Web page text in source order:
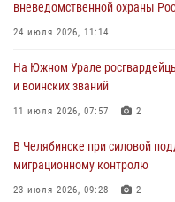
В Челябинской области
задержан подозреваемый в
вневедомственной охраны
24 июля 2026, 11:14
На Южном Урале
и воинских званий
11 июля 2026, 07:57 2
В Челябинске при силовой
миграционному контролю
23 июля 2026, 09:28 2